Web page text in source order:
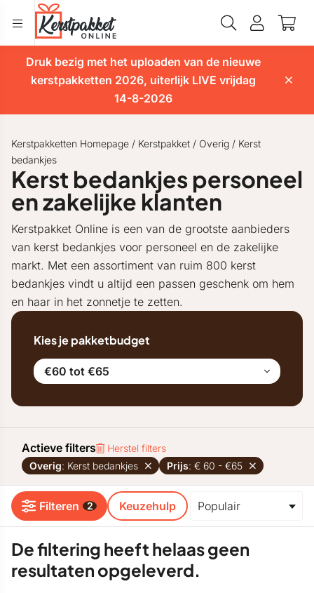
Druk bezig met het uploaden van de nieuwe
kerstpakketten 2026, uiterlijk LIVE vrijdag
14-8-2026
Kerstpakketten Homepage / Kerstpakket / Overig / Kerst
bedankjes
Kerst bedankjes personeel
en zakelijke klanten
Kerstpakket Online is een van de grootste aanbieders
van kerst bedankjes voor personeel en de zakelijke
markt. Met een assortiment van ruim 800 kerst
bedankjes vindt u altijd een passen geschenk om hem
en haar in het zonnetje te zetten.
Kies je pakketbudget
€60 tot €65
Actieve filters
Herstel filters
Overig: Kerst bedankjes Prijs: € 60 - €65
Filteren 2 Keuzehulp
De filtering heeft helaas geen
resultaten opgeleverd.